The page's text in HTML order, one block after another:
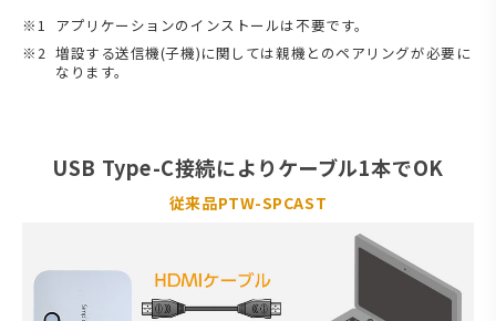
アプリケーションのインストールは不要です。
増設する送信機(子機)に関しては親機とのペアリングが必要に
なります。
USB Type-C接続によりケーブル1本でOK
従来品PTW-SPCAST